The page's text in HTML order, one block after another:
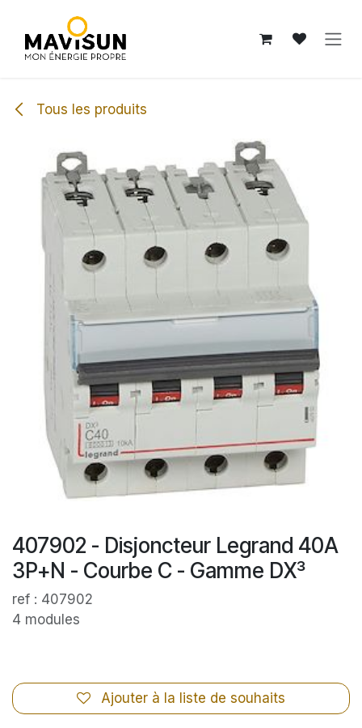
Tous les produits
407902 - Disjoncteur Legrand 40A
3P+N - Courbe C - Gamme DX³
ref : 407902
4 modules
Ajouter à la liste de souhaits